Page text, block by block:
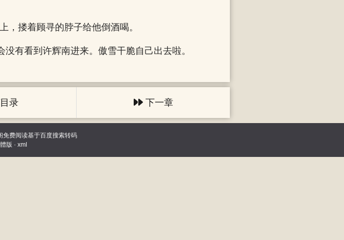
，搂着顾寻的脖子给他倒酒喝。
有看到许辉南进来。傲雪干脆自己出去啦。
录 下一章
免费阅读基于百度搜索转码
版 · xml